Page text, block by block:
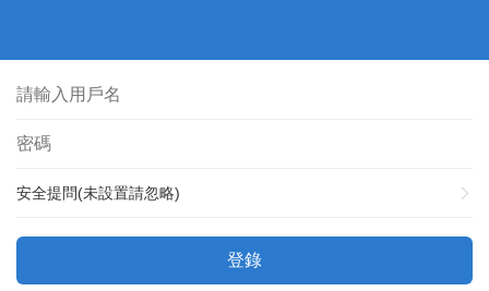
安全提問(未設置請忽略)
登錄